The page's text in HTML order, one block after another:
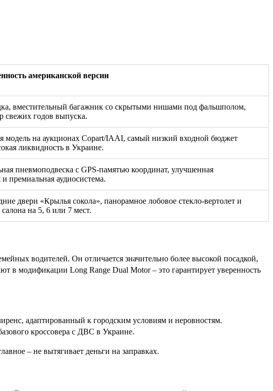
американской версии
вместительный багажник со скрытыми нишами под фальшполом,
свежих годов выпуска.
модель на аукционах Copart/IAAI, самый низкий входной бюджет
ликвидность в Украине.
пневмоподвеска с GPS-памятью координат, улучшенная
премиальная аудиосистема.
двери «Крылья сокола», панорамное лобовое стекло-вертолет и
на 5, 6 или 7 мест.
водителей. Он отличается значительно более высокой посадкой,
в модификации Long Range Dual Motor – это гарантирует уверенность
адаптированный к городским условиям и неровностям.
кроссовера с ДВС в Украине.
– не вытягивает деньги на заправках.